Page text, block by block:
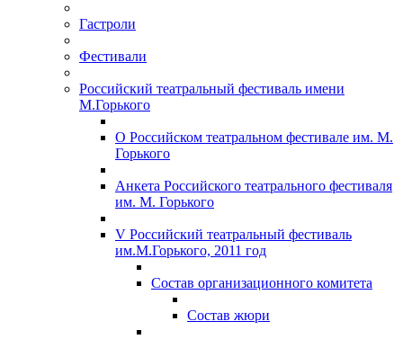
Гастроли
Фестивали
Российский театральный фестиваль имени
М.Горького
О Российском театральном фестивале им. М.
Горького
Анкета Российского театрального фестиваля
им. М. Горького
V Российский театральный фестиваль
им.М.Горького, 2011 год
Состав организационного комитета
Состав жюри